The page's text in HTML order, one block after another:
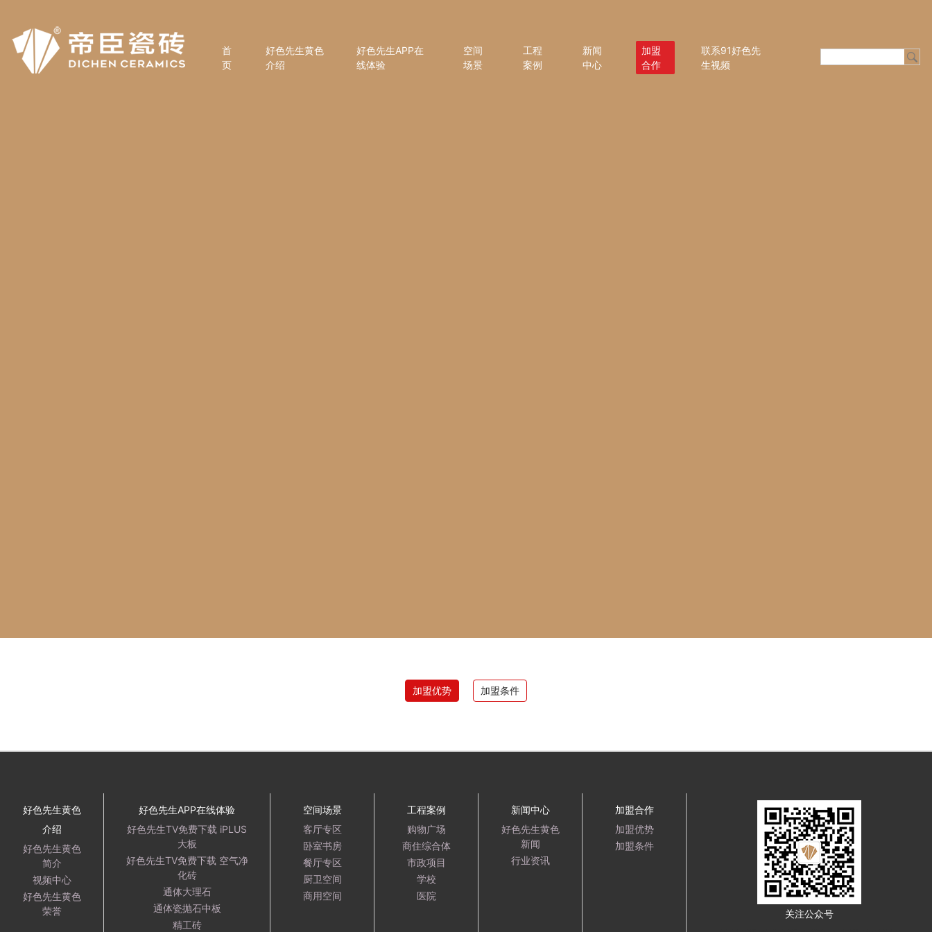
首
页
好色先生黄色
介绍
好色先生APP在
线体验
空间
场景
工程
案例
新闻
中心
加盟
合作
联系91好色先
生视频
加盟优势 加盟条件
好色先生黄色
介绍
好色先生黄色
简介
视频中心
好色先生黄色
荣誉
好色先生APP在线体验
好色先生TV免费下载 iPLUS
大板
好色先生TV免费下载 空气净
化砖
通体大理石
通体瓷抛石中板
精工砖
空间场景
客厅专区
卧室书房
餐厅专区
厨卫空间
商用空间
工程案例
购物广场
商住综合体
市政项目
学校
医院
新闻中心
好色先生黄色
新闻
行业资讯
加盟合作
加盟优势
加盟条件
关注公众号